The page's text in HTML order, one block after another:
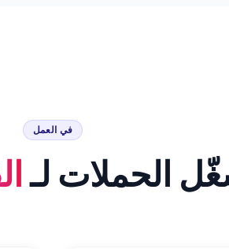
في العمل
الحملات لـ